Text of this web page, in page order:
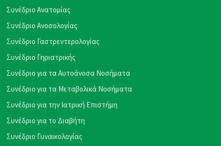
Συνέδριο Ανατομίας
Συνέδριο Ανοσολογίας
Συνέδριο Γαστρεντερολογίας
Συνέδριο Γηριατρικής
Συνέδριο για τα Αυτοάνοσα Νοσήματα
Συνέδριο για τα Μεταβολικά Νοσήματα
Συνέδριο για την Ιατρική Επιστήμη
Συνέδριο για το Διαβήτη
Συνέδριο Γυναικολογίας